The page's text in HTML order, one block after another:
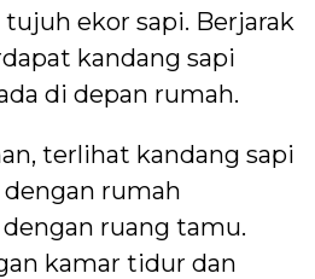
ekor sapi. Berjarak
kandang sapi
di depan rumah.
terlihat kandang sapi
rumah
ruang tamu.
kamar tidur dan